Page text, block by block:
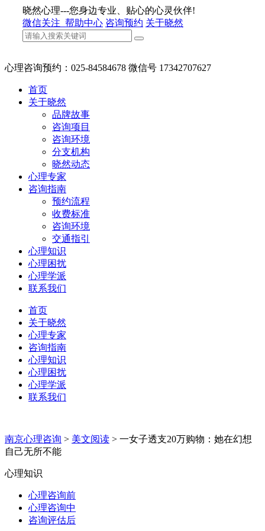
晓然心理---您身边专业、贴心的心灵伙伴!
微信关注 帮助中心 咨询预约 关于晓然
心理咨询预约：025-84584678 微信号 17342707627
首页
关于晓然
品牌故事
咨询项目
咨询环境
分支机构
晓然动态
心理专家
咨询指南
预约流程
收费标准
咨询环境
交通指引
心理知识
心理困扰
心理学派
联系我们
首页
关于晓然
心理专家
咨询指南
心理知识
心理困扰
心理学派
联系我们
南京心理咨询 > 美文阅读 > 一女子透支20万购物：她在幻想
自己无所不能
心理知识
心理咨询前
心理咨询中
咨询评估后